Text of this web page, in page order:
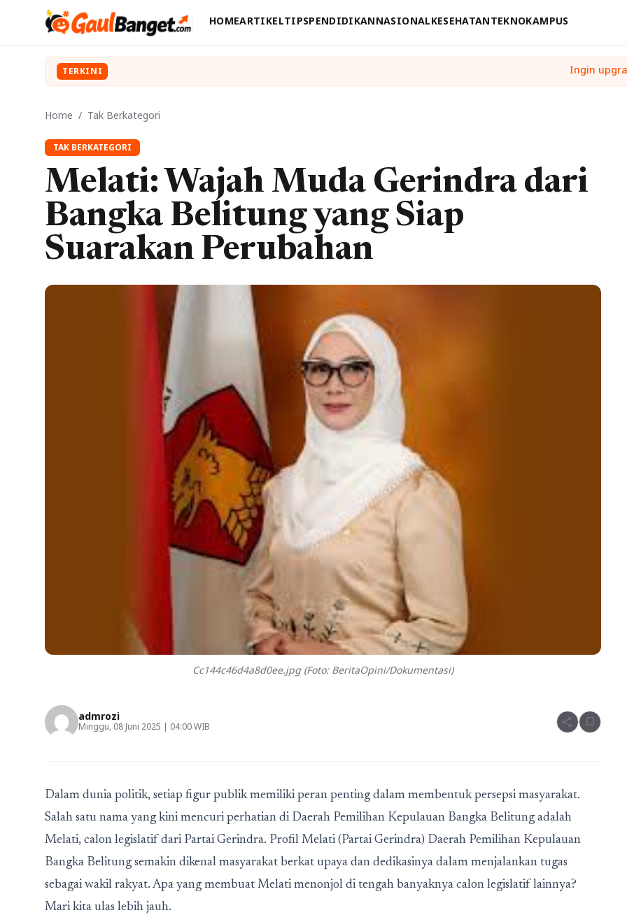
HOMEARTIKELTIPSPENDIDIKANNASIONALKESEHATANTEKNOKAMPUS
TERKINI
Home / Tak Berkategori
TAK BERKATEGORI
Melati: Wajah Muda Gerindra dari
Bangka Belitung yang Siap
Suarakan Perubahan
Cc144c46d4a8d0ee.jpg (Foto: BeritaOpini/Dokumentasi)
admrozi
Minggu, 08 Juni 2025 | 04:00 WIB share bookmark
Dalam dunia politik, setiap figur publik memiliki peran penting dalam membentuk persepsi masyarakat.
Salah satu nama yang kini mencuri perhatian di Daerah Pemilihan Kepulauan Bangka Belitung adalah
Melati, calon legislatif dari Partai Gerindra. Profil Melati (Partai Gerindra) Daerah Pemilihan Kepulauan
Bangka Belitung semakin dikenal masyarakat berkat upaya dan dedikasinya dalam menjalankan tugas
sebagai wakil rakyat. Apa yang membuat Melati menonjol di tengah banyaknya calon legislatif lainnya?
Mari kita ulas lebih jauh.